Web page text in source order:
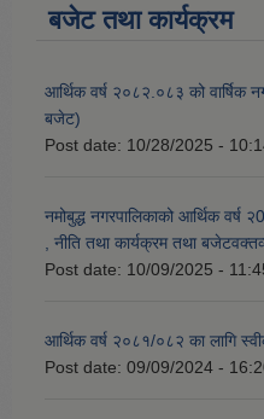
बजेट तथा कार्यक्रम
आर्थिक वर्ष २०८२.०८३ को वार्षिक
बजेट)
Post date: 10/28/2025 -
नमोबुद्ध नगरपालिकाको आर्थिक वर्ष
, नीति तथा कार्यक्रम तथा
Post date: 10/09/2025 -
आर्थिक वर्ष २०८१/०८२ का लागि
Post date: 09/09/2024 -